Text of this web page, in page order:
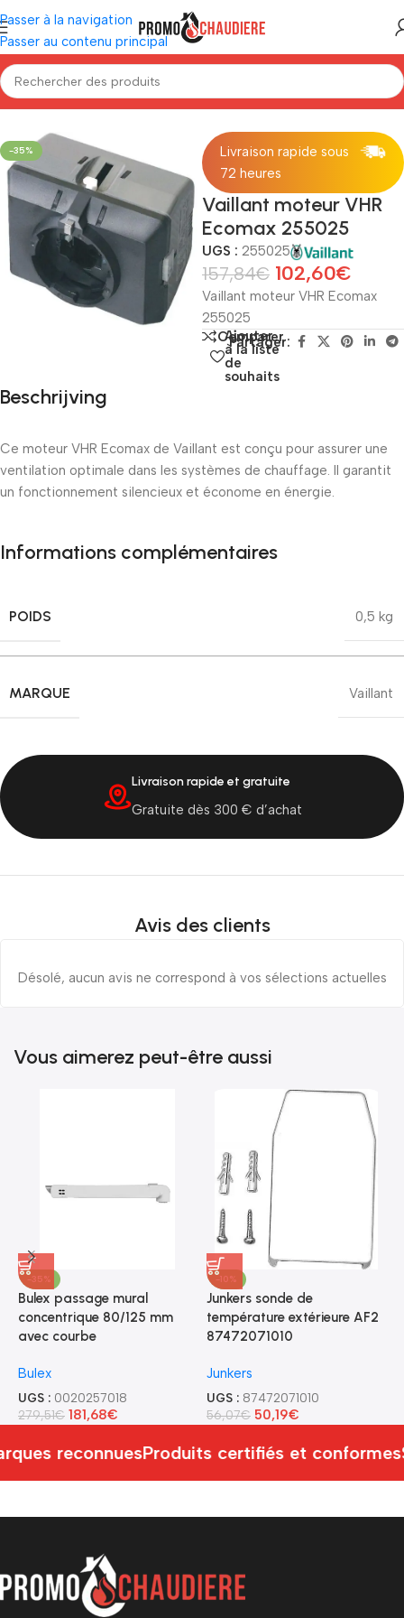
Passer à la navigation
Passer au contenu principal
Accueil/Chaudières/Vaillant/Pièces détachées Vaillant
-35%
Livraison rapide sous
72 heures
Vaillant moteur VHR
Ecomax 255025
UGS : 255025
157,84€ 102,60€
Vaillant moteur VHR Ecomax
255025
Comparer
Ajouter
à la liste
de
souhaits
Partager:
Beschrijving
Ce moteur VHR Ecomax de Vaillant est conçu pour assurer une
ventilation optimale dans les systèmes de chauffage. Il garantit
un fonctionnement silencieux et économe en énergie.
Informations complémentaires
POIDS 0,5 kg
MARQUE Vaillant
Livraison rapide et gratuite
Gratuite dès 300 € d’achat
Avis des clients
Désolé, aucun avis ne correspond à vos sélections actuelles
Vous aimerez peut-être aussi
-35%
Bulex passage mural
concentrique 80/125 mm
avec courbe
Bulex
UGS : 0020257018
279,51€ 181,68€
-10%
Junkers sonde de
température extérieure AF2
87472071010
Junkers
UGS : 87472071010
56,07€ 50,19€
reconnuesProduits certifiés et conformes